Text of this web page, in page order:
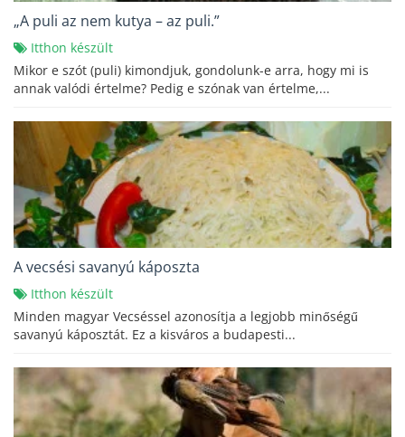
„A puli az nem kutya – az puli.”
Itthon készült
Mikor e szót (puli) kimondjuk, gondolunk-e arra, hogy mi is
annak valódi értelme? Pedig e szónak van értelme,...
A vecsési savanyú káposzta
Itthon készült
Minden magyar Vecséssel azonosítja a legjobb minőségű
savanyú káposztát. Ez a kisváros a budapesti...